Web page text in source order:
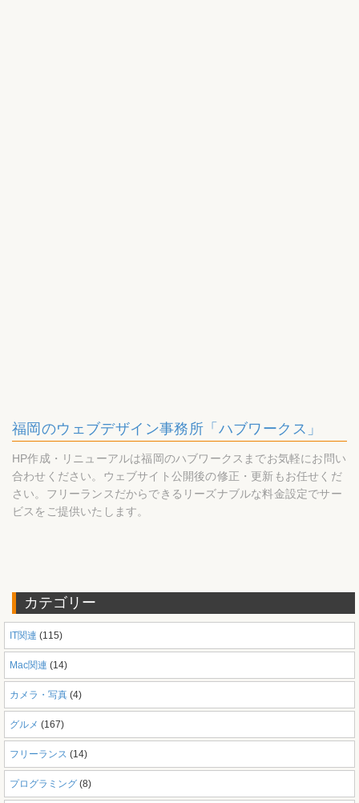
福岡のウェブデザイン事務所「ハブワークス」
HP作成・リニューアルは福岡のハブワークスまでお気軽にお問い
合わせください。ウェブサイト公開後の修正・更新もお任せくだ
さい。フリーランスだからできるリーズナブルな料金設定でサー
ビスをご提供いたします。
カテゴリー
IT関連 (115)
Mac関連 (14)
カメラ・写真 (4)
グルメ (167)
フリーランス (14)
プログラミング (8)